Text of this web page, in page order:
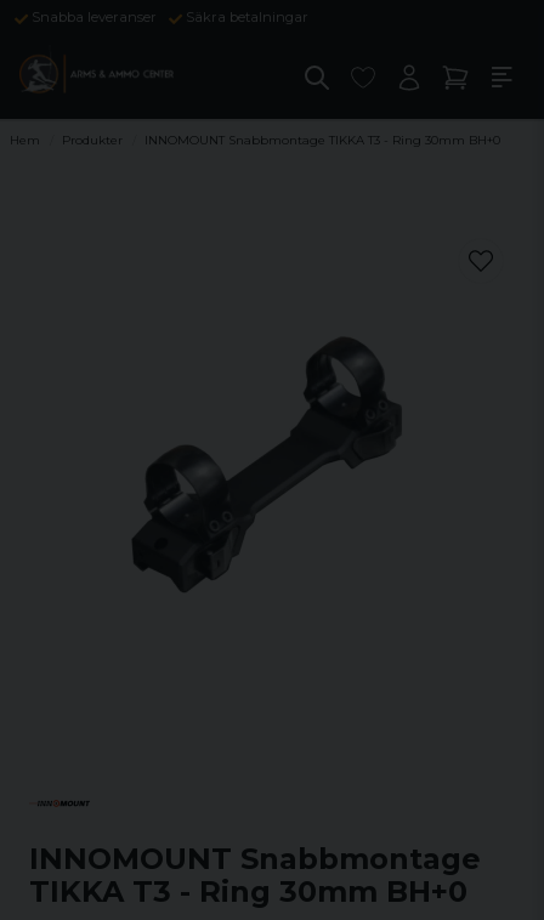
Snabba leveranser Säkra betalningar
Hem Produkter INNOMOUNT Snabbmontage TIKKA T3 - Ring 30mm BH+0
INNOMOUNT Snabbmontage
TIKKA T3 - Ring 30mm BH+0